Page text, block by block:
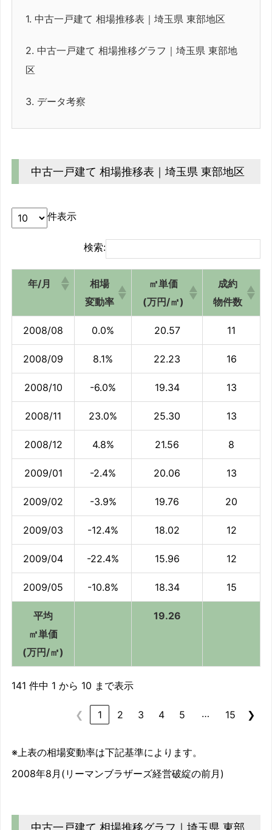
1. 中古一戸建て 相場推移表｜埼玉県 東部地区
2. 中古一戸建て 相場推移グラフ｜埼玉県 東部地
区
3. データ考察
中古一戸建て 相場推移表｜埼玉県 東部地区
件表示
検索:
年/月
相場
変動率
㎡単価
(万円/㎡)
成約
物件数
2008/08 0.0% 20.57 11
2008/09 8.1% 22.23 16
2008/10 -6.0% 19.34 13
2008/11 23.0% 25.30 13
2008/12 4.8% 21.56 8
2009/01 -2.4% 20.06 13
2009/02 -3.9% 19.76 20
2009/03 -12.4% 18.02 12
2009/04 -22.4% 15.96 12
2009/05 -10.8% 18.34 15
平均
㎡単価
(万円/㎡)
19.26
141 件中 1 から 10 まで表示
❮ 1 2 3 4 5 … 15 ❯
※上表の相場変動率は下記基準によります。
2008年8月(リーマンブラザーズ経営破綻の前月)
中古一戸建て 相場推移グラフ｜埼玉県 東部